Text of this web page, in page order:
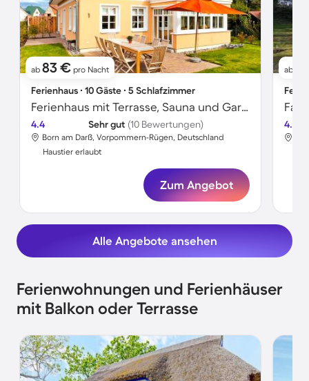
ab 83 € pro Nacht
Ferienhaus ∙ 10 Gäste ∙ 5 Schlafzimmer
Ferienhaus mit Terrasse, Sauna und Garten
4.4 Sehr gut (10 Bewertungen)
Born am Darß, Vorpommern-Rügen, Deutschland
Haustier erlaubt
Zum Angebot
ab
4.7
Alle Angebote ansehen
Ferienwohnungen und Ferienhäuser
mit Balkon oder Terrasse